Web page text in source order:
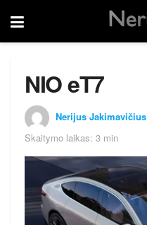
NIO eT7
Nerijus Jakimavičius
Skaitymo laikas: 3 min